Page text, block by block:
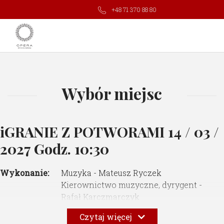
+48 71 370 88 80
Wybór miejsc
iGRANIE Z POTWORAMI 14 / 03 /
2027 Godz. 10:30
Wykonanie:
Muzyka - Mateusz Ryczek
Kierownictwo muzyczne, dyrygent -
Rafał Karczmarczyk
Libretto - Justyna Skoczek
Reżyseria - Marta Streker
Czytaj więcej